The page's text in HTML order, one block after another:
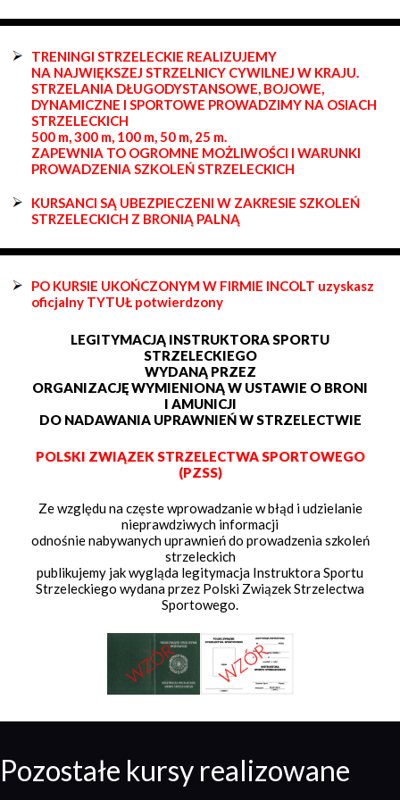
TRENINGI STRZELECKIE REALIZUJEMY
NA NAJWIĘKSZEJ STRZELNICY CYWILNEJ W KRAJU.
STRZELANIA DŁUGODYSTANSOWE, BOJOWE,
DYNAMICZNE I SPORTOWE PROWADZIMY NA OSIACH
STRZELECKICH
500 m, 300 m, 100 m, 50 m, 25 m.
ZAPEWNIA TO OGROMNE MOŻLIWOŚCI I WARUNKI
PROWADZENIA SZKOLEŃ STRZELECKICH
KURSANCI SĄ UBEZPIECZENI W ZAKRESIE SZKOLEŃ
STRZELECKICH Z BRONIĄ PALNĄ
PO KURSIE UKOŃCZONYM W FIRMIE INCOLT uzyskasz
oficjalny TYTUŁ potwierdzony
LEGITYMACJĄ INSTRUKTORA SPORTU
STRZELECKIEGO
WYDANĄ PRZEZ
ORGANIZACJĘ WYMIENIONĄ W USTAWIE O BRONI
I AMUNICJI
DO NADAWANIA UPRAWNIEŃ W STRZELECTWIE
POLSKI ZWIĄZEK STRZELECTWA SPORTOWEGO
(PZSS)
Ze względu na częste wprowadzanie w błąd i udzielanie
nieprawdziwych informacji
odnośnie nabywanych uprawnień do prowadzenia szkoleń
strzeleckich
publikujemy jak wygląda legitymacja Instruktora Sportu
Strzeleckiego wydana przez Polski Związek Strzelectwa
Sportowego.
Pozostałe kursy realizowane